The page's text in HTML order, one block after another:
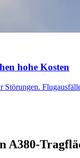
hohe Kosten
Störungen.
A380-